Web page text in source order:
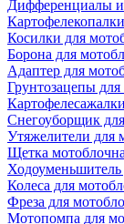
Дифференциалы и
Косилки для
Борона для
Адаптер для
Грунтозацепы для
Снегоуборщик
Утяжелители для
Щетка
Ходоуменьшитель
Колеса для
Фреза для
Мотопомпа для